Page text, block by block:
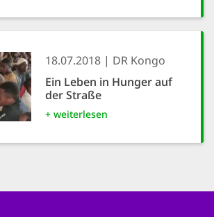
18.07.2018
DR Kongo
Ein Leben in Hunger auf
der Straße
+ weiterlesen